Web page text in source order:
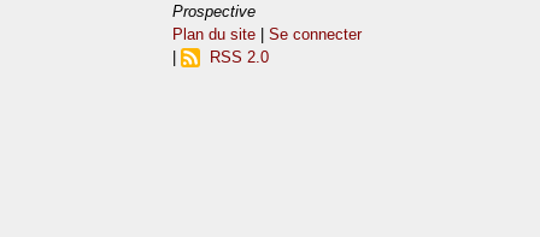
Prospective
Plan du site |Se connecter
RSS 2.0